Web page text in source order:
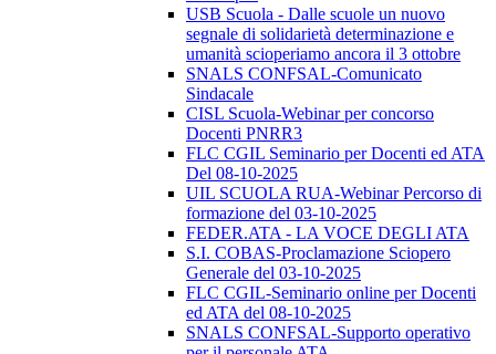
USB Scuola - Dalle scuole un nuovo
segnale di solidarietà determinazione e
umanità scioperiamo ancora il 3 ottobre
SNALS CONFSAL-Comunicato
Sindacale
CISL Scuola-Webinar per concorso
Docenti PNRR3
FLC CGIL Seminario per Docenti ed ATA
Del 08-10-2025
UIL SCUOLA RUA-Webinar Percorso di
formazione del 03-10-2025
FEDER.ATA - LA VOCE DEGLI ATA
S.I. COBAS-Proclamazione Sciopero
Generale del 03-10-2025
FLC CGIL-Seminario online per Docenti
ed ATA del 08-10-2025
SNALS CONFSAL-Supporto operativo